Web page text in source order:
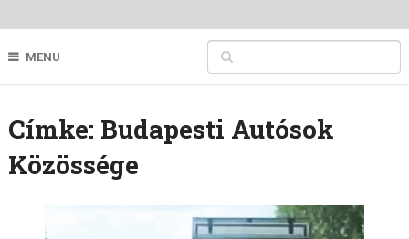
MENU
Címke: Budapesti Autósok
Közössége